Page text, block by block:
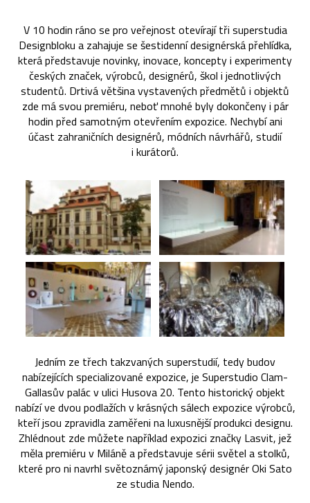
V 10 hodin ráno se pro veřejnost otevírají tři superstudia
Designbloku a zahajuje se šestidenní designérská přehlídka,
která představuje novinky, inovace, koncepty i experimenty
českých značek, výrobců, designérů, škol i jednotlivých
studentů. Drtivá většina vystavených předmětů i objektů
zde má svou premiéru, neboť mnohé byly dokončeny i pár
hodin před samotným otevřením expozice. Nechybí ani
účast zahraničních designérů, módních návrhářů, studií
i kurátorů.
Jedním ze třech takzvaných superstudií, tedy budov
nabízejících specializované expozice, je Superstudio Clam-
Gallasův palác v ulici Husova 20. Tento historický objekt
nabízí ve dvou podlažích v krásných sálech expozice výrobců,
kteří jsou zpravidla zaměřeni na luxusnější produkci designu.
Zhlédnout zde můžete například expozici značky Lasvit, jež
měla premiéru v Miláně a představuje sérii světel a stolků,
které pro ni navrhl světoznámý japonský designér Oki Sato
ze studia Nendo.